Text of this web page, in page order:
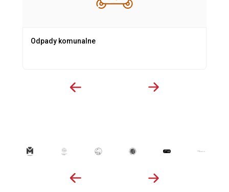
Odpady komunalne